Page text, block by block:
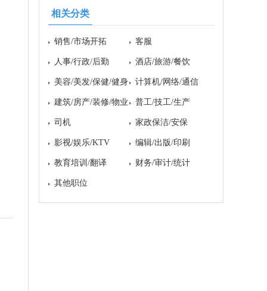
相关分类
销售/市场开拓 客服
人事/行政/后勤 酒店/旅游/餐饮
美容/美发/保健/健身 计算机/网络/通信
建筑/房产/装修/物业 普工/技工/生产
司机 家政保洁/安保
影视/娱乐/KTV 编辑/出版/印刷
教育培训/翻译 财务/审计/统计
其他职位